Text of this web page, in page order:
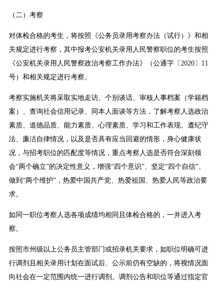
（二）考察
对体检合格的考生，将按照《公务员录用考察办法（试行）》和相
关规定进行考察，其中报考公安机关录用人民警察职位的考生按照
《公安机关录用人民警察政治考察工作办法》（公通字〔2020〕11
号）和相关规定进行考察。
考察实施机关将采取实地走访、个别谈话、审核人事档案（学籍档
案）、查询社会信用记录、同本人面谈等方法，了解考察人选政治
素质、道德品质、能力素质、心理素质、学习和工作表现、遵纪守
法、廉洁自律情况，以及是否具有应当回避的情形，身心健康状
况，与招考职位的匹配度等情况，重点考察人选是否符合深刻领
会“两个确立”的决定性意义，增强“四个意识”、坚定“四个自信”、
做到“两个维护”，热爱中国共产党、热爱祖国、热爱人民等政治要
求。
如同一职位考察人选各项成绩均相同且体检合格的，一并进入考
察。
按照市州级以上公务员主管部门或招录机关要求，如职位明确可进
行调剂且相关录用计划在面试后、公示前仍有空缺的，将视情况面
向社会在一定范围内统一进行调剂。调剂公告和职位等通过指定官